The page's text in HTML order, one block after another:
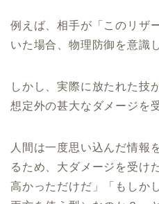
例えば、相手が「このリザ
いた場合、物理防御を意識
しかし、実際に放たれた技
想定外の甚大なダメージを
人間は一度思い込んだ情報
るため、大ダメージを受け
高かっただけだ」「もしか